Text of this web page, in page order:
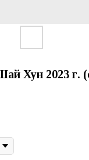
Хун 2023 г.